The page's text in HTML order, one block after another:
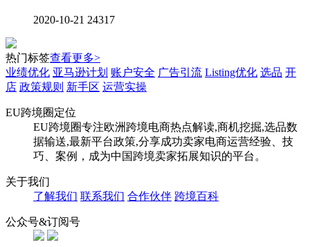
2020-10-21 24317
热门标签查看更多>
业绩优化 亚马逊计划 账户安全 广告引流 Listing优化 选品 开
店 政策规则 新手区 运营实操
EU跨境圈定位
EU跨境圈专注欧洲跨境电商热点解读,商机挖掘,选品数
据输送,最新平台政策,分享成功卖家电商运营经验、技
巧、案例，成为中国跨境卖家拓展知识的平台。
关于我们
了解我们 联系我们 合作伙伴 跨境百科
公众号&订阅号